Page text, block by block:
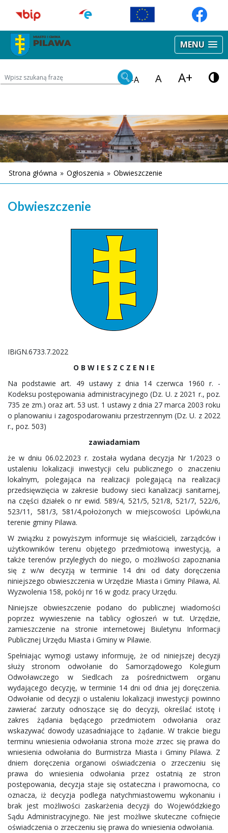
MENU
Wyszukiwarka treści na stronie -A A A+
Strona główna » Ogłoszenia » Obwieszczenie
Obwieszczenie
IBiGN.6733.7.2022
O B W I E S Z C Z E N I E
Na podstawie art. 49 ustawy z dnia 14 czerwca 1960 r. -
Kodeksu postępowania administracyjnego (Dz. U. z 2021 r., poz.
735 ze zm.) oraz art. 53 ust. 1 ustawy z dnia 27 marca 2003 roku
o planowaniu i zagospodarowaniu przestrzennym (Dz. U. z 2022
r., poz. 503)
zawiadamiam
że w dniu 06.02.2023 r. została wydana decyzja Nr 1/2023 o
ustaleniu lokalizacji inwestycji celu publicznego o znaczeniu
lokalnym, polegająca na realizacji polegającą na realizacji
przedsięwzięcia w zakresie budowy sieci kanalizacji sanitarnej,
na części działek o nr ewid. 589/4, 521/5, 521/8, 521/7, 522/6,
523/11, 581/3, 581/4,położonych w miejscowości Lipówki,na
terenie gminy Pilawa.
W związku z powyższym informuje się właścicieli, zarządców i
użytkowników terenu objętego przedmiotową inwestycją, a
także terenów przyległych do niego, o możliwości zapoznania
się z w/w decyzją w terminie 14 dni od daty doręczenia
niniejszego obwieszczenia w Urzędzie Miasta i Gminy Pilawa, Al.
Wyzwolenia 158, pokój nr 16 w godz. pracy Urzędu.
Niniejsze obwieszczenie podano do publicznej wiadomości
poprzez wywieszenie na tablicy ogłoszeń w tut. Urzędzie,
zamieszczenie na stronie internetowej Biuletynu Informacji
Publicznej Urzędu Miasta i Gminy w Pilawie.
Spełniając wymogi ustawy informuję, że od niniejszej decyzji
służy stronom odwołanie do Samorządowego Kolegium
Odwoławczego w Siedlcach za pośrednictwem organu
wydającego decyzję, w terminie 14 dni od dnia jej doręczenia.
Odwołanie od decyzji o ustaleniu lokalizacji inwestycji powinno
zawierać zarzuty odnoszące się do decyzji, określać istotę i
zakres żądania będącego przedmiotem odwołania oraz
wskazywać dowody uzasadniające to żądanie. W trakcie biegu
terminu wniesienia odwołania strona może zrzec się prawa do
wniesienia odwołania do Burmistrza Miasta i Gminy Pilawa. Z
dniem doręczenia organowi oświadczenia o zrzeczeniu się
prawa do wniesienia odwołania przez ostatnią ze stron
postępowania, decyzja staje się ostateczna i prawomocna, co
oznacza, iż decyzja podlega natychmiastowemu wykonaniu i
brak jest możliwości zaskarżenia decyzji do Wojewódzkiego
Sądu Administracyjnego. Nie jest możliwe skuteczne cofnięcie
oświadczenia o zrzeczeniu się prawa do wniesienia odwołania.